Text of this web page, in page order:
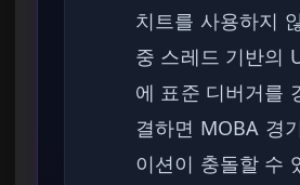
치트를 사용하지
중 스레드 기반의
에 표준 디버거를
결하면 MOBA 경
이션이 충돌할 수